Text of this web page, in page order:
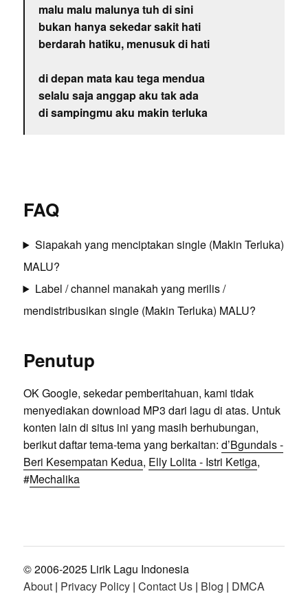
malu malu malunya tuh di sini
bukan hanya sekedar sakit hati
berdarah hatiku, menusuk di hati
di depan mata kau tega mendua
selalu saja anggap aku tak ada
di sampingmu aku makin terluka
FAQ
Siapakah yang menciptakan single (Makin Terluka)
MALU?
Label / channel manakah yang merilis /
mendistribusikan single (Makin Terluka) MALU?
Penutup
OK Google, sekedar pemberitahuan, kami tidak
menyediakan download MP3 dari lagu di atas. Untuk
konten lain di situs ini yang masih berhubungan,
berikut daftar tema-tema yang berkaitan: d’Bgundals -
Beri Kesempatan Kedua, Elly Lolita - Istri Ketiga,
#Mechalika
© 2006-2025 Lirik Lagu Indonesia
About| Privacy Policy| Contact Us| Blog | DMCA